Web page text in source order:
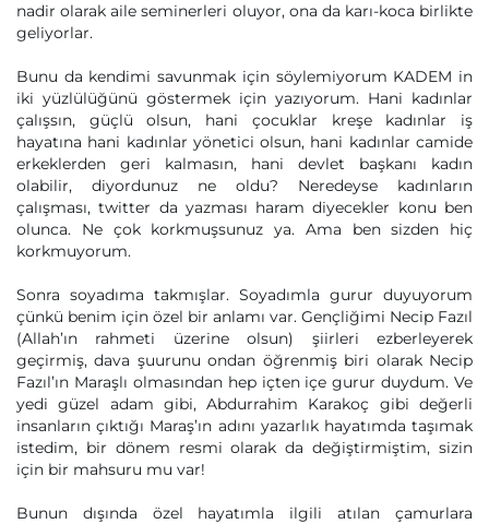
nadir olarak aile seminerleri oluyor, ona da karı-koca birlikte
geliyorlar.
Bunu da kendimi savunmak için söylemiyorum KADEM in
iki yüzlülüğünü göstermek için yazıyorum. Hani kadınlar
çalışsın, güçlü olsun, hani çocuklar kreşe kadınlar iş
hayatına hani kadınlar yönetici olsun, hani kadınlar camide
erkeklerden geri kalmasın, hani devlet başkanı kadın
olabilir, diyordunuz ne oldu? Neredeyse kadınların
çalışması, twitter da yazması haram diyecekler konu ben
olunca. Ne çok korkmuşsunuz ya. Ama ben sizden hiç
korkmuyorum.
Sonra soyadıma takmışlar. Soyadımla gurur duyuyorum
çünkü benim için özel bir anlamı var. Gençliğimi Necip Fazıl
(Allah’ın rahmeti üzerine olsun) şiirleri ezberleyerek
geçirmiş, dava şuurunu ondan öğrenmiş biri olarak Necip
Fazıl’ın Maraşlı olmasından hep içten içe gurur duydum. Ve
yedi güzel adam gibi, Abdurrahim Karakoç gibi değerli
insanların çıktığı Maraş’ın adını yazarlık hayatımda taşımak
istedim, bir dönem resmi olarak da değiştirmiştim, sizin
için bir mahsuru mu var!
Bunun dışında özel hayatımla ilgili atılan çamurlara